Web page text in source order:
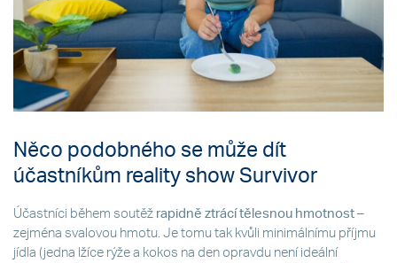
Něco podobného se může dít
účastníkům reality show Survivor
Účastníci během soutěž rapidně ztrácí tělesnou hmotnost –
zejména svalovou hmotu. Je tomu tak kvůli minimálnímu příjmu
jídla (jedna lžíce rýže a kokos na den opravdu není ideální